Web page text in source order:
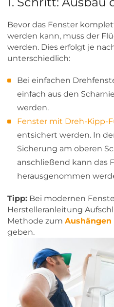
Bevor das Fenster
werden kann, muss der
werden. Dies erfolgt je
unterschiedlich:
Bei einfachen
einfach aus den
werden.
Fenster mit Dreh-Kipp-
entsichert werden. In
Sicherung am oberen
anschließend kann das
herausgenommen
Tipp: Bei modernen
Herstelleranleitung
Methode zum
geben.